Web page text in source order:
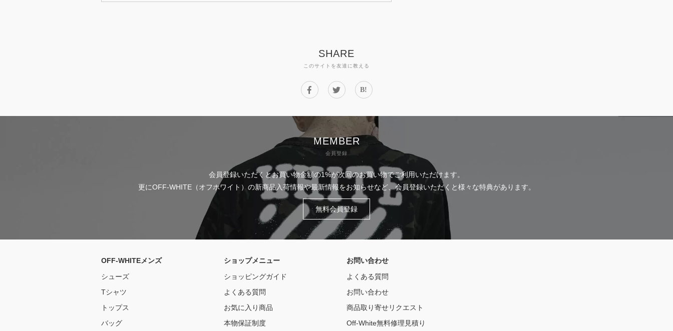
SHARE
このサイトを友達に教える
B!
MEMBER
会員登録
会員登録いただくとお買い物金額の1%が次回のお買い物でご利用いただけます。
更にOFF-WHITE（オフホワイト）の新商品入荷情報や最新情報をお知らせなど、会員登録いただくと様々な特典があります。
無料会員登録
OFF-WHITEメンズ
シューズ
Tシャツ
トップス
バッグ
ショップメニュー
ショッピングガイド
よくある質問
お気に入り商品
本物保証制度
お問い合わせ
よくある質問
お問い合わせ
商品取り寄せリクエスト
Off-White無料修理見積り